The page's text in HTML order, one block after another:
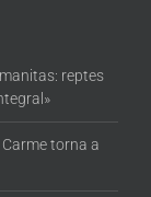
reptes
torna a